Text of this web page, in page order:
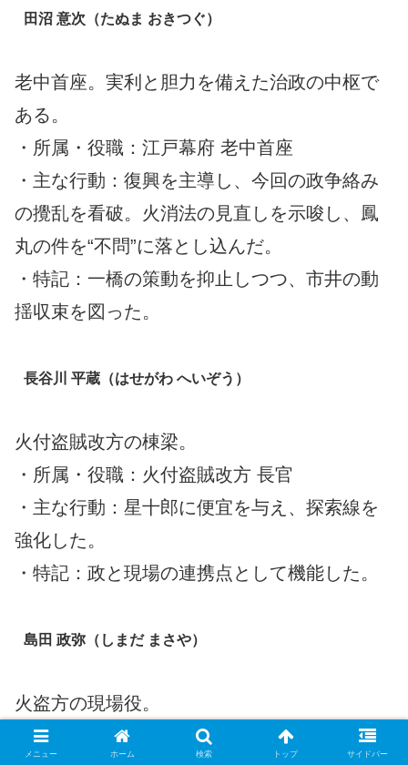
田沼 意次（たぬま おきつぐ）
老中首座。実利と胆力を備えた治政の中枢で
ある。
・所属・役職：江戸幕府 老中首座
・主な行動：復興を主導し、今回の政争絡み
の攪乱を看破。火消法の見直しを示唆し、鳳
丸の件を“不問”に落とし込んだ。
・特記：一橋の策動を抑止しつつ、市井の動
揺収束を図った。
長谷川 平蔵（はせがわ へいぞう）
火付盗賊改方の棟梁。
・所属・役職：火付盗賊改方 長官
・主な行動：星十郎に便宜を与え、探索線を
強化した。
・特記：政と現場の連携点として機能した。
島田 政弥（しまだ まさや）
火盗方の現場役。
・所属・役職：火付盗賊改方 与力
メニュー ホーム 検索 トップ サイドバー